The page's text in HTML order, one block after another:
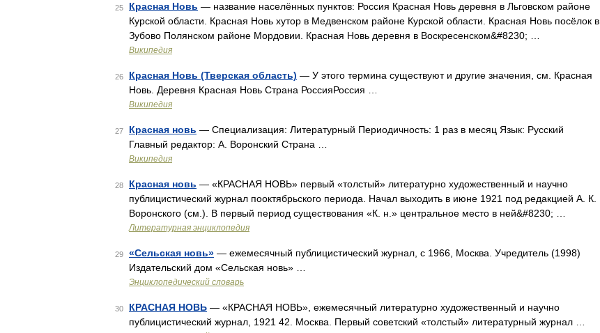
25 Красная Новь — название населённых пунктов: Россия Красная Новь деревня в Льговском районе
Курской области. Красная Новь хутор в Медвенском районе Курской области. Красная Новь посёлок в
Зубово Полянском районе Мордовии. Красная Новь деревня в Воскресенском&#8230; …
Википедия
26 Красная Новь (Тверская область) — У этого термина существуют и другие значения, см. Красная
Новь. Деревня Красная Новь Страна РоссияРоссия …
Википедия
27 Красная новь — Специализация: Литературный Периодичность: 1 раз в месяц Язык: Русский
Главный редактор: А. Воронский Страна …
Википедия
28 Красная новь — «КРАСНАЯ НОВЬ» первый «толстый» литературно художественный и научно
публицистический журнал пооктябрьского периода. Начал выходить в июне 1921 под редакцией А. К.
Воронского (см.). В первый период существования «К. н.» центральное место в ней&#8230; …
Литературная энциклопедия
29 «Сельская новь» — ежемесячный публицистический журнал, с 1966, Москва. Учредитель (1998)
Издательский дом «Сельская новь» …
Энциклопедический словарь
30 КРАСНАЯ НОВЬ — «КРАСНАЯ НОВЬ», ежемесячный литературно художественный и научно
публицистический журнал, 1921 42. Москва. Первый советский «толстый» литературный журнал …